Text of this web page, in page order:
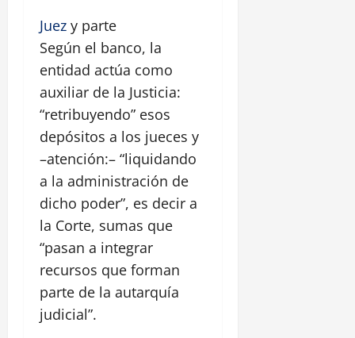
Juez y parte
Según el banco, la
entidad actúa como
auxiliar de la Justicia:
“retribuyendo” esos
depósitos a los jueces y
–atención:– “liquidando
a la administración de
dicho poder”, es decir a
la Corte, sumas que
“pasan a integrar
recursos que forman
parte de la autarquía
judicial”.